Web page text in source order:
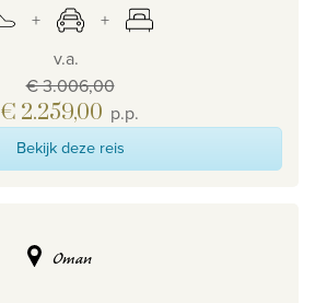
v.a.
€ 3.006,00
€ 2.259,00 p.p.
Bekijk deze reis
Oman